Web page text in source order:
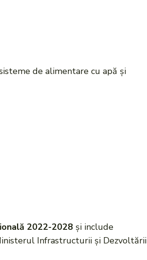
de alimentare cu apă și
2022-2028 și include
Infrastructurii și Dezvoltării